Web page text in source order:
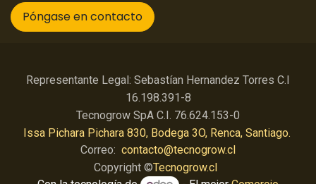
Póngase en contacto
Representante Legal: Sebastían Hernandez Torres C.I
16.198.391-8
Tecnogrow SpA C.I. 76.624.153-0
Issa Pichara Pichara 830, Bodega 3O, Renca, Santiago.
Correo: contacto@tecnogrow.cl
Copyright ©Tecnogrow.cl